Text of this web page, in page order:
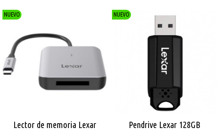
NUEVO
Lector de memoria Lexar
NUEVO
Pendrive Lexar 128GB